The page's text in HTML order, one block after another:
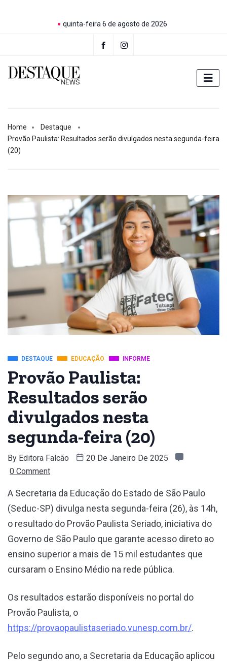
quinta-feira 6 de agosto de 2026
Home
Destaque
Provão Paulista: Resultados serão divulgados nesta segunda-feira
(20)
DESTAQUE EDUCAÇÃO INFORME
Provão Paulista:
Resultados serão
divulgados nesta
segunda-feira (20)
By Editora Falcão
20 De Janeiro De 2025
0 Comment
A Secretaria da Educação do Estado de São Paulo
(Seduc-SP) divulga nesta segunda-feira (26), às 14h,
o resultado do Provão Paulista Seriado, iniciativa do
Governo de São Paulo que garante acesso direto ao
ensino superior a mais de 15 mil estudantes que
cursaram o Ensino Médio na rede pública.
Os resultados estarão disponíveis no portal do
Provão Paulista, o
https://provaopaulistaseriado.vunesp.com.br/.
Pelo segundo ano, a Secretaria da Educação aplicou